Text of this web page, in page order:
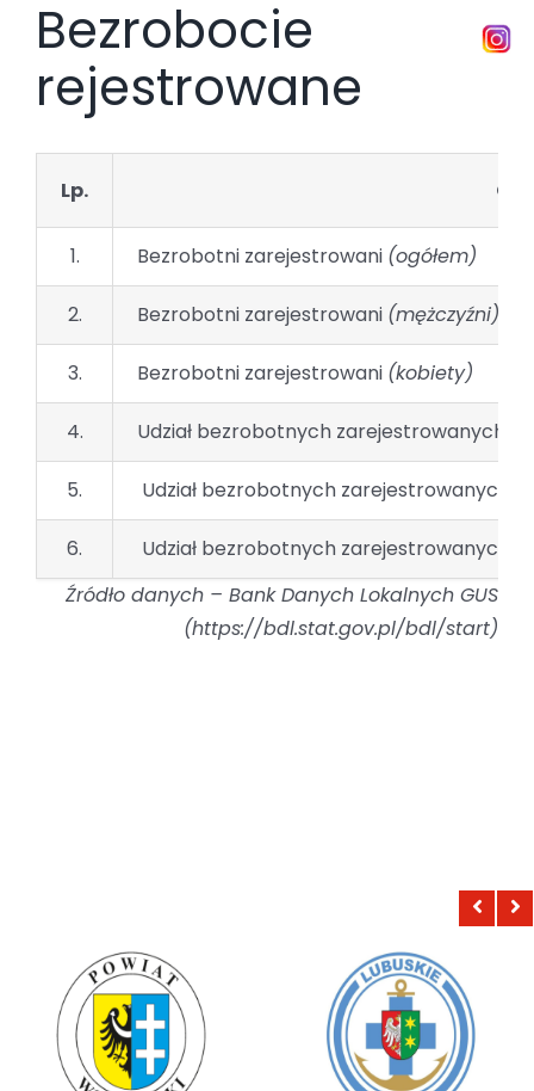
Bezrobocie
rejestrowane
Lp.
1. Bezrobotni zarejestrowani (ogółem)
2. Bezrobotni zarejestrowani (mężczyźni)
3. Bezrobotni zarejestrowani (kobiety)
4. Udział bezrobotnych zarejestrowanych
5. Udział bezrobotnych zarejestrowanych
6.
Udział bezrobotnych zarejestrowanych
Źródło danych – Bank Danych Lokalnych GUS
(https://bdl.stat.gov.pl/bdl/start)